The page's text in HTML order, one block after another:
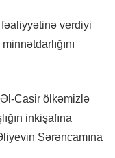
verdiyi
Casir ölkəmizlə
inkişafına
Sərəncamına